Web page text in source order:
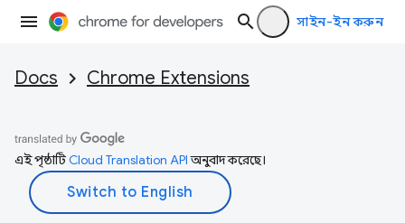
সাইন-ইন করুন
Docs Chrome Extensions
এই পৃষ্ঠাটিCloud Translation APIঅনুবাদ করেছে।